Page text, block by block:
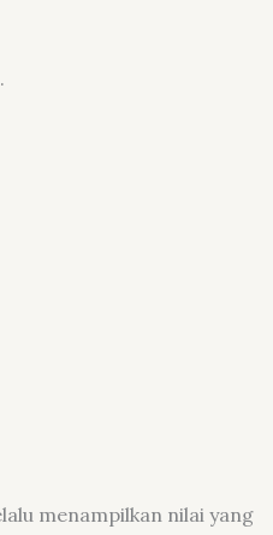
menampilkan nilai yang